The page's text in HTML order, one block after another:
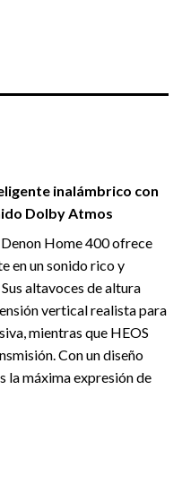
inalámbrico con
Dolby Atmos
Home 400 ofrece
en un sonido rico y
altavoces de altura
vertical realista para
mientras que HEOS
Con un diseño
la máxima expresión de